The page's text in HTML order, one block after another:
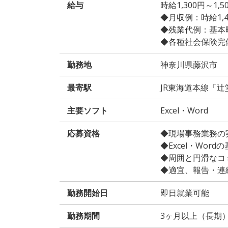
給与
時給1,300円～
◆月収例：時給
◆残業代例：基本
◆各種社会保険完
勤務地 神奈川県藤沢市
最寄駅 JR東海道本線「
主要ソフト Excel・Word
応募資格
◆現場事務業務の
◆Excel・Wordの
◆周囲と円滑なコ
◆適宜、報告・連
勤務開始日 即日就業可能
勤務期間 3ヶ月以上（長期